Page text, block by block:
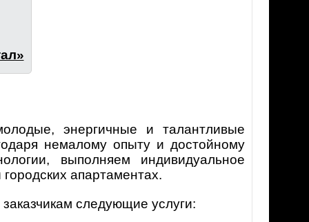
энергичные и талантливые
немалому опыту и достойному
выполняем индивидуальное
апартаментах.
следующие услуги: